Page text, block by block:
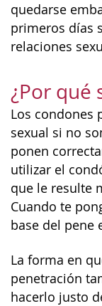
quedarse
primeros días
relaciones
¿Por qué
Los condones
sexual si no
ponen
utilizar el
que le resulte
Cuando te
base del pene
La forma en
penetración
hacerlo justo